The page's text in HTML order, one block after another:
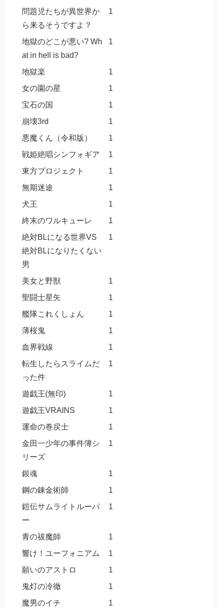
問題児たちが異世界か
ら来るそうですよ？
1
地獄のどこが悪い? Wh
at in hell is bad?
1
地獄楽
1
女の園の星
1
宝石の国
1
崩壊3rd
1
悪魔くん（令和版）
1
戦姫絶唱シンフォギア
1
東方プロジェクト
1
無期迷途
1
犬王
1
終末のワルキューレ
1
絶対BLになる世界VS
絶対BLになりたくない
男
1
美女と野獣
1
聖闘士星矢
1
艦隊これくしょん
1
薄桜鬼
1
血界戦線
1
転生したらスライムだ
った件
1
遊戯王(無印)
1
遊戯王VRAINS
1
運命の巻戻士
1
金田一少年の事件簿シ
リーズ
1
銀魂
1
鋼の錬金術師
1
鎧伝サムライトルーパ
ー
1
青の祓魔師
1
響け！ユーフォニアム
1
願いのアストロ
1
鬼灯の冷徹
1
魔男のイチ
1